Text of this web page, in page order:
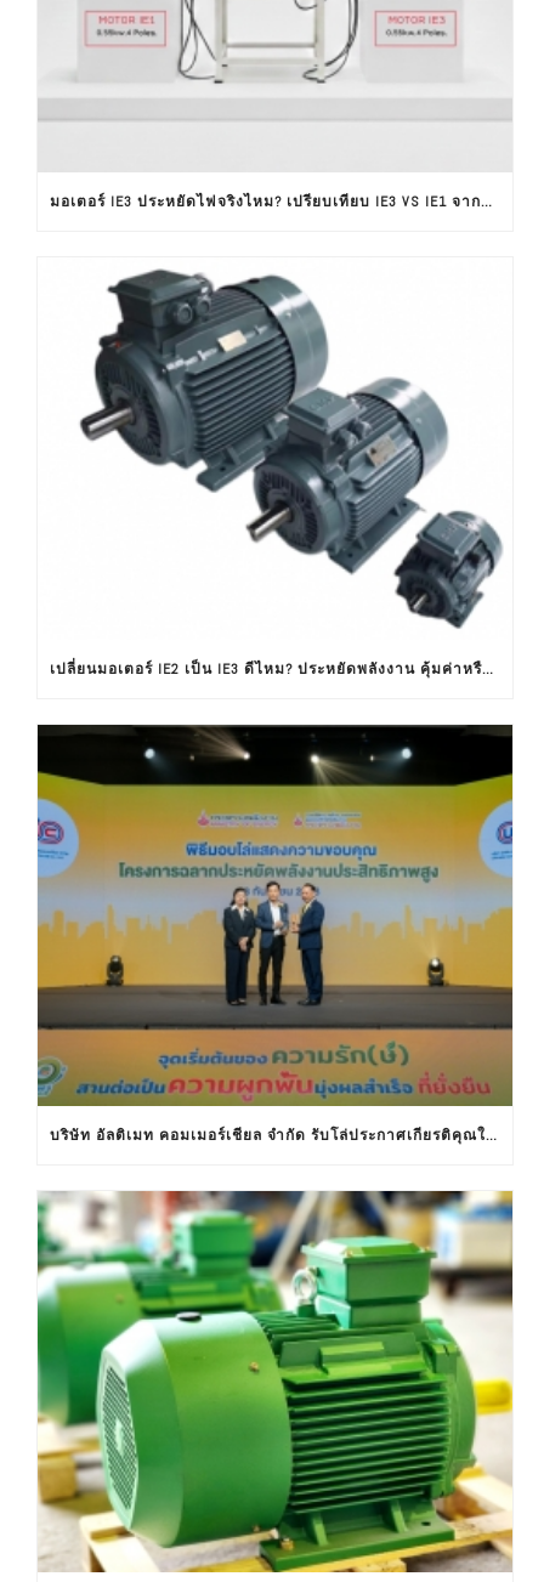
มอเตอร์ IE3 ประหยัดไฟจริงไหม? เปรียบเทียบ IE3 VS IE1 จากผลทดสอบใช้งานจริง
เปลี่ยนมอเตอร์ IE2 เป็น IE3 ดีไหม? ประหยัดพลังงาน คุ้มค่าหรือไม่ ?
บริษัท อัลติเมท คอมเมอร์เชียล จำกัด รับโล่ประกาศเกียรติคุณในงานครบรอบ 30 ปีฉลากประหยัดไฟฟ้าเบอร์ 5